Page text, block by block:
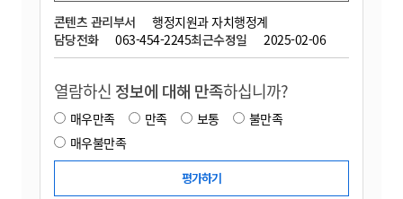
콘텐츠 관리부서
행정지원과 자치행정계
담당전화
063-454-2245최근수정일 2025-02-06
열람하신 정보에 대해 만족하십니까?
매우만족 만족 보통
불만족
매우불만족